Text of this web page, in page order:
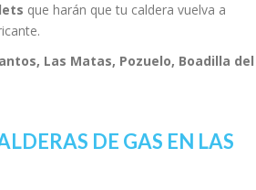
que harán que tu caldera vuelva a
Las Matas, Pozuelo, Boadilla del
DE GAS EN LAS